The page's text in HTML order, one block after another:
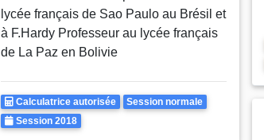
lycée français de Sao Paulo au Brésil et
à F.Hardy Professeur au lycée français
de La Paz en Bolivie
Calculatrice
Autorisee
Calculatrice autorisée Rattrapages
Session normale
Annee
Session 2018